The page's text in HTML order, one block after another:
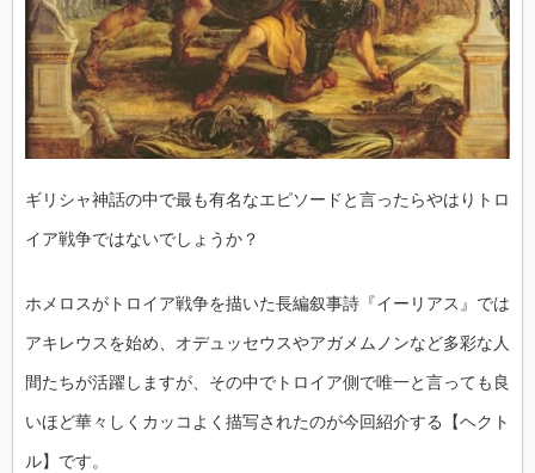
ギリシャ神話の中で最も有名なエピソードと言ったらやはりトロ
イア戦争ではないでしょうか？
ホメロスがトロイア戦争を描いた長編叙事詩『イーリアス』では
アキレウスを始め、オデュッセウスやアガメムノンなど多彩な人
間たちが活躍しますが、その中でトロイア側で唯一と言っても良
いほど華々しくカッコよく描写されたのが今回紹介する【ヘクト
ル】です。